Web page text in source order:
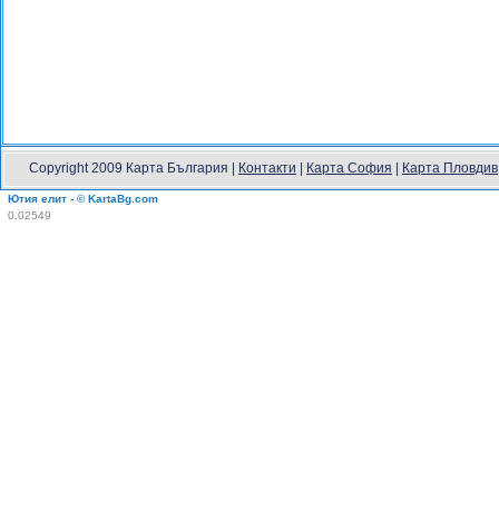
Copyright 2009 Карта България | Контакти Карта София Карта Пловдив
Ютия елит - © KartaBg.com
0.02549